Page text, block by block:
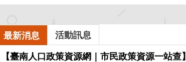
計
載
最新消息 活動訊息
【臺南人口政策資源網｜市民政策資源一站查】